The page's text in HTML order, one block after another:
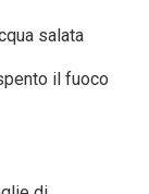
salata
il fuoco